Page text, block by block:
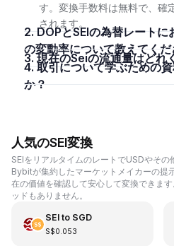
す。変換手数料は無料で、確
されます。
2. DOPとSEIの為替レートにおける、過去24時間
の変動率について教えてくだ
3. 現在のSeiの流通量はどれ
4. 取引について学ぶための資料はどこにあります
か？
人気のSEI変換
SEIをリアルタイムのレートでUSDやその
Bybitが集約したマーケットメイカーの提
在の価値を確認して安心して変換できま
ッドもありません。
SEIto SGD
S$0.053